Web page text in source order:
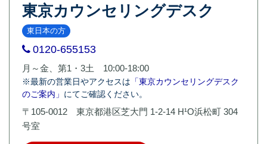
東京カウンセリングデスク
東日本の方
0120-655153
月～金、第1・3土 10:00-18:00
※最新の営業日やアクセスは 「東京カウンセリングデスク
のご案内」 にてご確認ください。
〒105-0012 東京都港区芝大門 1-2-14 H¹O浜松町 304
号室